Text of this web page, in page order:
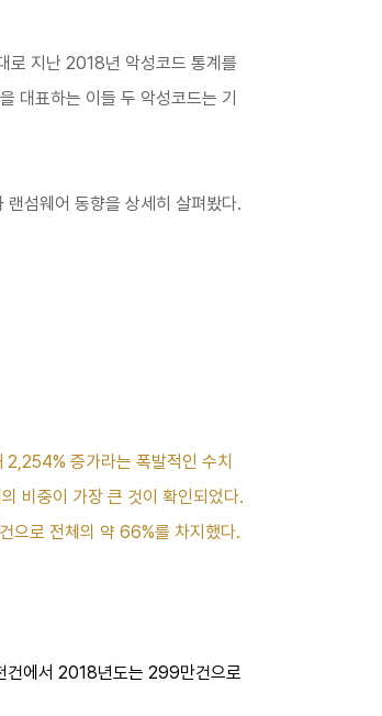
지난 2018년 악성코드 통계를
대표하는 이들 두 악성코드는 기
섬웨어 동향을 상세히 살펴봤다.
증가라는 폭발적인 수치
비중이 가장 큰 것이 확인되었다.
으로 전체의 약 66%를 차지했다.
건에서 2018년도는 299만건으로